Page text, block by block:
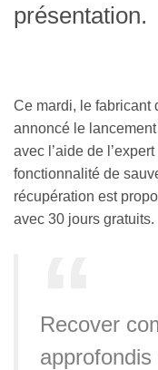
présentation.
Ce mardi, le fabricant
annoncé le
avec l’aide de
fonctionnalité de
récupération est
avec 30 jours gratuits.
Recover
approfondis